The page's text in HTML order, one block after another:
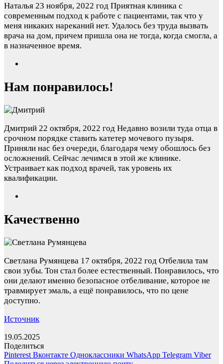
Наталья 23 ноября, 2022 год Приятная клиника с
современным подход к работе с пациентами, так что у
меня никаких нареканий нет. Удалось без труда вызвать
врача на дом, причем пришла она не тогда, когда смогла, а
в назначенное время.
Нам понравилось!
Дмитрий 22 октября, 2022 год Недавно возили туда отца в
срочном порядке ставить катетер мочевого пузыря.
Приняли нас без очереди, благодаря чему обошлось без
осложнений. Сейчас лечимся в этой же клинике.
Устраивает как подход врачей, так уровень их
квалификации.
Качественно
Светлана Румянцева 17 октября, 2022 год Отбелила там
свои зубы. Тон стал более естественный. Понравилось, что
они делают именно безопасное отбеливание, которое не
травмирует эмаль, а ещё понравилось, что по цене
доступно.
Источник
19.05.2025
Поделиться
Pinterest Вконтакте Одноклассники WhatsApp Telegram Viber